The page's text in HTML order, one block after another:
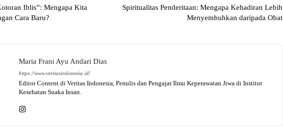
Iblis”: Mengapa Kita
Cara Baru?
Spiritualitas Penderitaan: Mengapa Kehadiran Lebih
Menyembuhkan daripada Obat
Maria Frani Ayu Andari Dias
https://www.veritasindonesia.id/
Editor Content di Veritas Indonesia, Penulis dan Pengajar Ilmu Keperawatan Jiwa di Institut
Kesehatan Suaka Insan.